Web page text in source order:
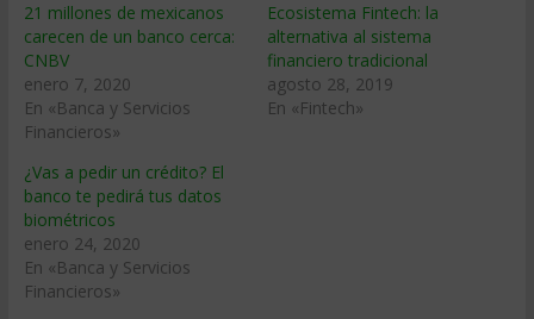
21 millones de mexicanos
carecen de un banco cerca:
CNBV
enero 7, 2020
En «Banca y Servicios
Financieros»
Ecosistema Fintech: la
alternativa al sistema
financiero tradicional
agosto 28, 2019
En «Fintech»
¿Vas a pedir un crédito? El
banco te pedirá tus datos
biométricos
enero 24, 2020
En «Banca y Servicios
Financieros»